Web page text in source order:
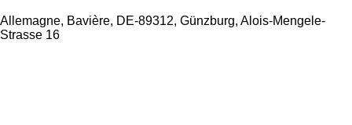
Allemagne, Bavière, DE-89312, Günzburg, Alois-Mengele-
Strasse 16